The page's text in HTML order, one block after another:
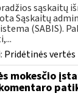
sąskaitų
Sąskaitų
(SABIS).
Pridėtinės
mokesčio